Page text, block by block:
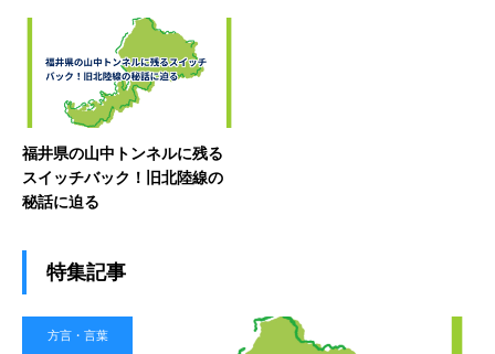
福井県の山中トンネルに残る
スイッチバック！旧北陸線の
秘話に迫る
特集記事
方言・言葉